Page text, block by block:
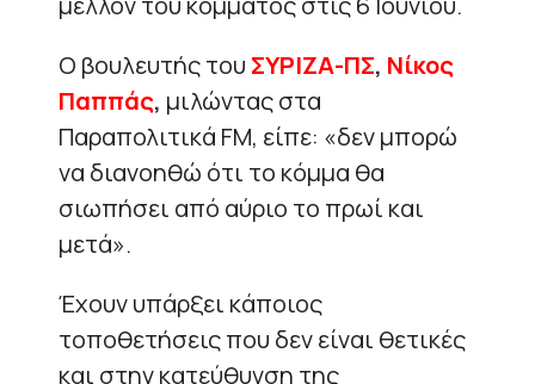
Ο βουλευτής του ΣΥΡΙΖΑ-ΠΣ, Νίκος
Παππάς, μιλώντας στα
Παραπολιτικά FM, είπε: «δεν μπορώ
να διανοηθώ ότι το κόμμα θα
σιωπήσει από αύριο το πρωί και
μετά».
Έχουν υπάρξει κάποιος
τοποθετήσεις που δεν είναι θετικές
και στην κατεύθυνση της